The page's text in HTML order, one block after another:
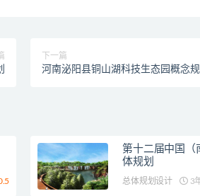
下一篇
河南泌阳县铜山湖科技生态园概念
第十二届中国（
体规划
总体规划设计 3